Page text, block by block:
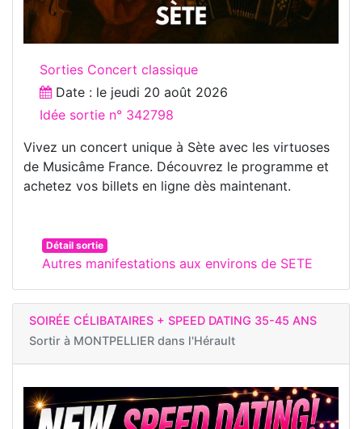
Sorties Concert classique
Date : le jeudi 20 août 2026
Idée sortie n° 342798
Vivez un concert unique à Sète avec les virtuoses
de Musicâme France. Découvrez le programme et
achetez vos billets en ligne dès maintenant.
Détail sortie
Autres manifestations aux environs de SETE
SOIRÉE CÉLIBATAIRES + SPEED DATING 35-45 ANS
Sortir à MONTPELLIER dans l'Hérault